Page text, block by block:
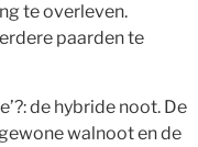
te overleven.
paarden te
de hybride noot. De
walnoot en de